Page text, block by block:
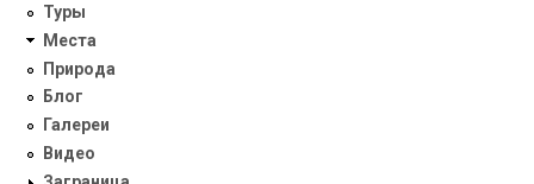
Туры
Места
Природа
Блог
Галереи
Видео